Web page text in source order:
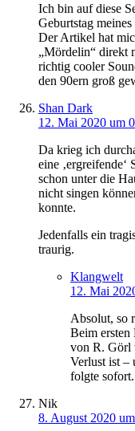
Ich bin auf diese
Geburtstag
Der Artikel hat
„Mördelin“ direkt
richtig cooler
den 90ern groß
Shan Dark
12. Mai 2020 um
Da krieg ich
eine
schon unter die
nicht singen
konnte.
Jedenfalls ein
traurig.
Klangwelt
12. Mai
Absolut, so
Beim ersten
von R. Görl
Verlust ist –
folgte sofort.
Nik
8. August 2020